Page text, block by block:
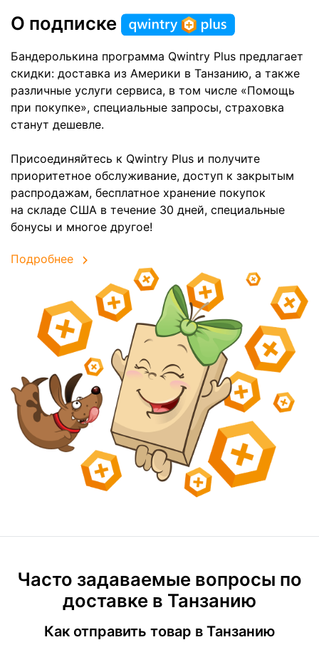
О подписке
Бандеролькина программа Qwintry Plus предлагает
скидки: доставка из Америки в Танзанию, а также
различные услуги сервиса, в том числе «Помощь
при покупке», специальные запросы, страховка
станут дешевле.
Присоединяйтесь к Qwintry Plus и получите
приоритетное обслуживание, доступ к закрытым
распродажам, бесплатное хранение покупок
на складе США в течение 30 дней, специальные
бонусы и многое другое!
Подробнее
Часто задаваемые вопросы по
доставке в Танзанию
Как отправить товар в Танзанию